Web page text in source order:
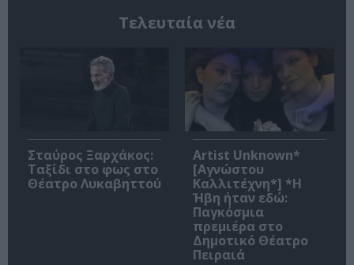
Τελευταία νέα
Σταύρος Ξαρχάκος:
Ταξίδι στο φως στο
Θέατρο Λυκαβηττού
Artist Unknown*
[Αγνώστου
Καλλιτέχνη*] *Η
Ήβη ήταν εδώ:
Παγκόσμια
πρεμιέρα στο
Δημοτικό Θέατρο
Πειραιά